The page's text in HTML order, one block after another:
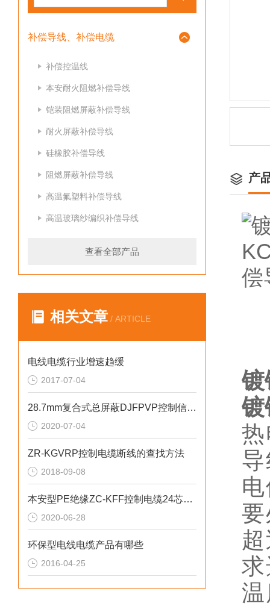
补偿导线、补偿电缆
补偿控温线
本安耐火阻燃补偿导线
铠装阻燃屏蔽补偿导线
耐火屏蔽补偿导线
硅橡胶补偿导线
阻燃屏蔽补偿导线
高温氟塑料补偿导线
高温玻璃纱编织补偿导线
查看全部产品
相关文章 / ARTICLE
电线电缆行业增速趋缓
2017-07-04
28.7mm复合式总屏蔽DJFPVP控制信号电缆
2020-07-04
ZR-KGVRP控制电缆断线的查找方法
2018-09-08
本安型PE绝缘ZC-KFF控制电缆24芯绞合
2020-06-28
环保型电线电缆产品有哪些
2016-04-25
产
镀
镀